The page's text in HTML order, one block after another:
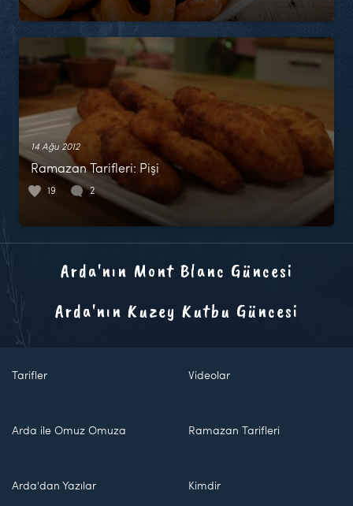
14 Ağu 2012
Ramazan Tarifleri: Pişi
19 2
Arda'nın Mont Blanc Güncesi
Arda'nın Kuzey Kutbu Güncesi
Tarifler Videolar
Arda ile Omuz Omuza Ramazan Tarifleri
Arda'dan Yazılar Kimdir